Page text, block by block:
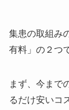
集患の取組み
有料」の２つ
まず、今まで
るだけ安いコ